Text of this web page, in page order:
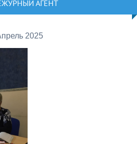
АГЕНТ
2025